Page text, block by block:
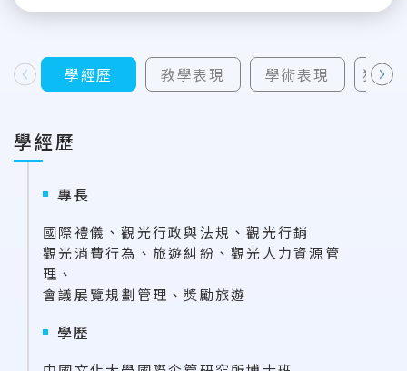
上一則學經歷 教學表現 學術表現 獲補
下一則
學經歷
專長
國際禮儀、觀光行政與法規、觀光行銷
觀光消費行為、旅遊糾紛、觀光人力資源管
理、
會議展覽規劃管理、獎勵旅遊
學歷